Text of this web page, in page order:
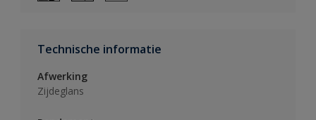
Technische informatie
Afwerking
Zijdeglans